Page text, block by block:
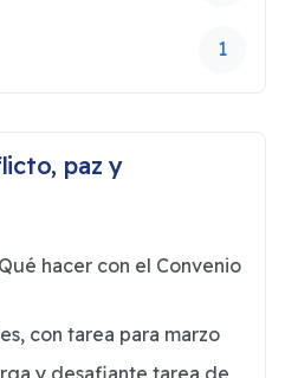
1
paz y
hacer con el Convenio
con tarea para marzo
y desafiante tarea de